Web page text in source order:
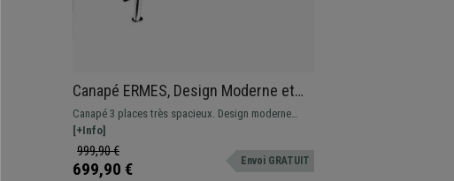
Canapé ERMES, Design Moderne et
Élégant, Convertible En Lit, En
Velours Noir
Canapé 3 places très spacieux. Design moderne
avec un rembourrage épais et confortable.
[+Info]
999,90 €
699,90 € Envoi GRATUIT